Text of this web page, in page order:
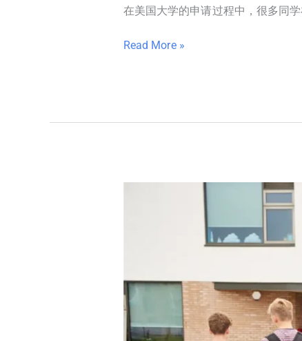
在美国大学的申请过程中，很多同
Read More »
排
名
出
炉！